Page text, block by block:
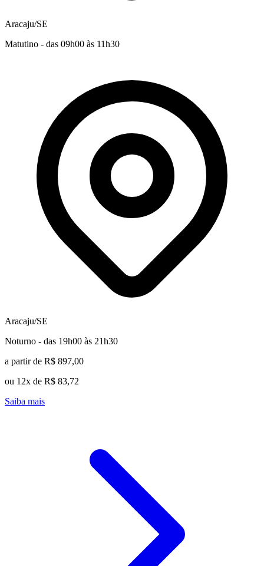
Aracaju/SE
Matutino - das 09h00 às 11h30
Aracaju/SE
Noturno - das 19h00 às 21h30
a partir de R$ 897,00
ou 12x de R$ 83,72
Saiba mais